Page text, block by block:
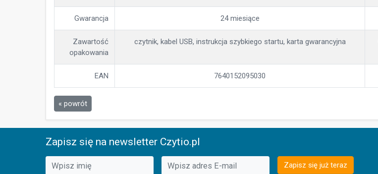
Gwarancja 24 miesiące
Zawartość
opakowania
czytnik, kabel USB, instrukcja szybkiego startu, karta gwarancyjna
EAN 7640152095030
« powrót
Zapisz się na newsletter Czytio.pl
Zapisz się już teraz